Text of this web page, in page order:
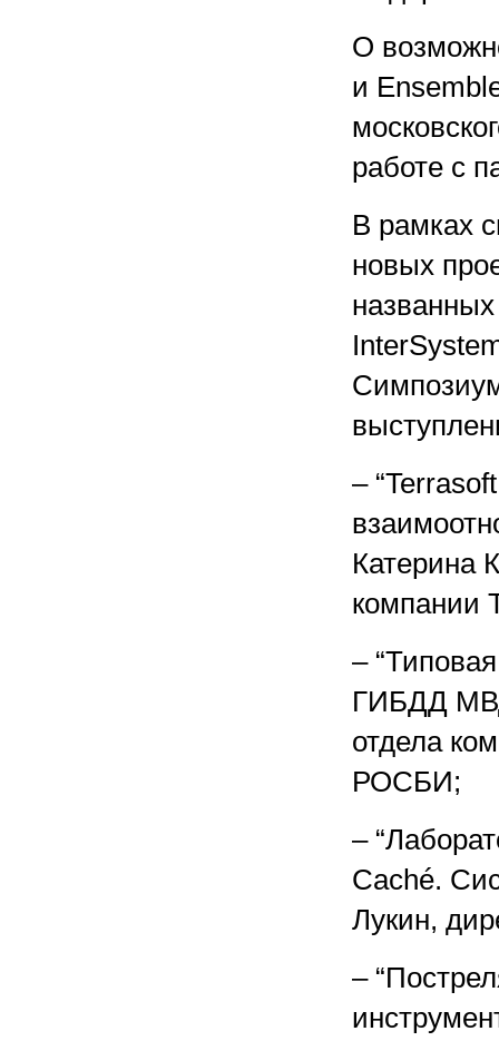
О
и
работе с
В рамках
новых
–
Катерина
компании
–
ГИБДД
отдела
РОСБИ;
–
Caché.
Лукин,
–